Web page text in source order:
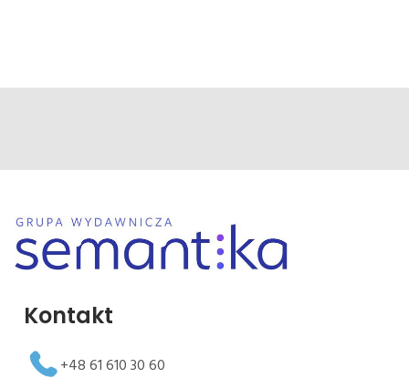
Kontakt
+48 61 610 30 60